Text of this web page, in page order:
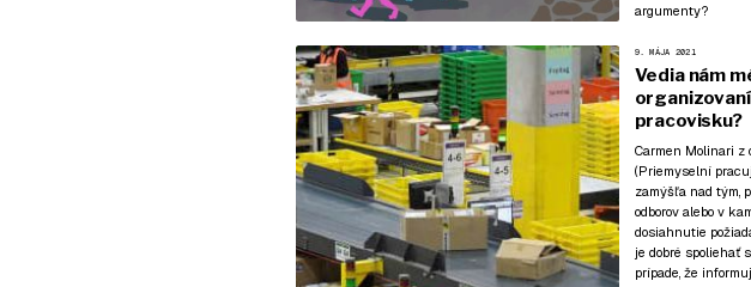
argumenty?
9. MÁJA 2021
Vedia nám
pracovisku?
Carmen Molinari z
(Priemyselní
zamýšľa nad tým,
odborov alebo v
dosiahnutie
je dobré spoliehať
prípade, že